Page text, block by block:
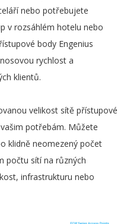
nebo potřebujete
v rozsáhlém hotelu nebo
body Engenius
rychlost a
klientů.
velikost sítě přístupové
potřebám. Můžete
klidně neomezený počet
počtu sítí na různých
infrastrukturu nebo